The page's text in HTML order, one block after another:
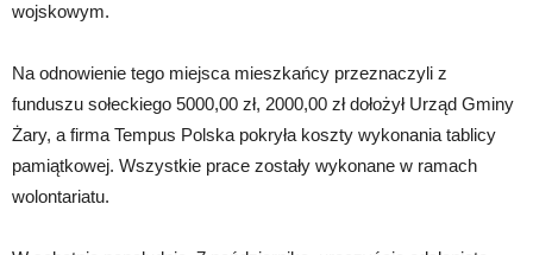
wojskowym.
Na odnowienie tego miejsca mieszkańcy przeznaczyli z
funduszu sołeckiego 5000,00 zł, 2000,00 zł dołożył Urząd Gminy
Żary, a firma Tempus Polska pokryła koszty wykonania tablicy
pamiątkowej. Wszystkie prace zostały wykonane w ramach
wolontariatu.